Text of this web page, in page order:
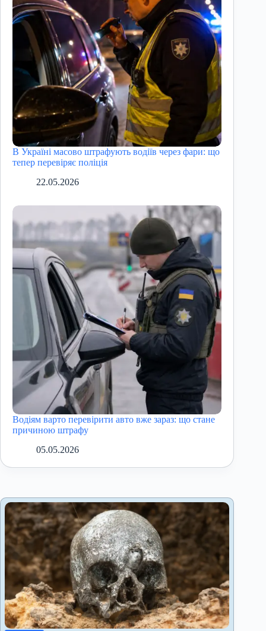
В Україні масово штрафують водіїв через фари: що
тепер перевіряє поліція
22.05.2026
Водіям варто перевірити авто вже зараз: що стане
причиною штрафу
05.05.2026